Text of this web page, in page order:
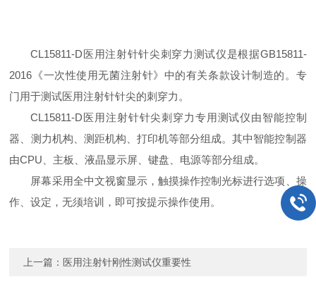
CL15811-D医用注射针针尖刺穿力测试仪是根据GB15811-
2016《一次性使用无菌注射针》中的有关条款设计制造的。专
门用于测试医用注射针针尖的刺穿力。
CL15811-D医用注射针针尖刺穿力专用测试仪由智能控制
器、测力机构、测距机构、打印机等部分组成。其中智能控制器
由CPU、主板、液晶显示屏、键盘、电源等部分组成。
屏幕采用全中文视窗显示，触摸操作控制光标进行选项、操
作、设定，无须培训，即可按提示操作使用。
上一篇： 医用注射针刚性测试仪重要性